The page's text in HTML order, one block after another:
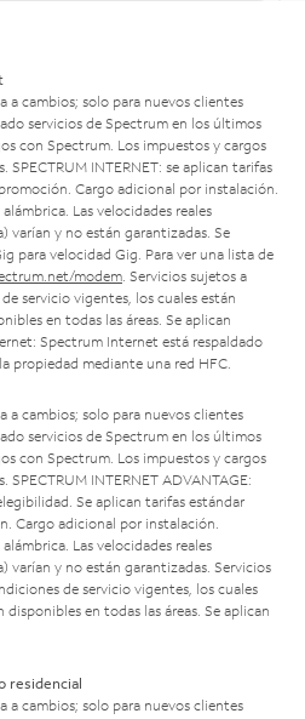
cambios; solo para nuevos clientes
servicios de Spectrum en los últimos
con Spectrum. Los impuestos y cargos
SPECTRUM INTERNET: se aplican tarifas
Cargo adicional por instalación.
Las velocidades reales
varían y no están garantizadas. Se
para velocidad Gig. Para ver una lista de
modem . Servicios sujetos a
servicio vigentes, los cuales están
en todas las áreas. Se aplican
Spectrum Internet está respaldado
propiedad mediante una red HFC.
cambios; solo para nuevos clientes
servicios de Spectrum en los últimos
con Spectrum. Los impuestos y cargos
INTERNET ADVANTAGE:
Se aplican tarifas estándar
Cargo adicional por instalación.
Las velocidades reales
varían y no están garantizadas. Servicios
de servicio vigentes, los cuales
en todas las áreas. Se aplican
residencial
cambios; solo para nuevos clientes